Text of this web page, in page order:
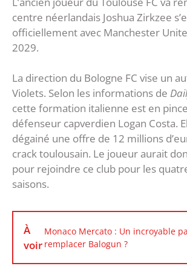
centre néerlandais Joshua Zirkzee
officiellement avec Manchester
2029.
La direction du Bologne FC vise un
Violets. Selon les informations de
cette formation italienne est en
défenseur capverdien Logan Costa.
dégainé une offre de 12 millions
crack toulousain. Le joueur aurait
pour rejoindre ce club pour les
saisons.
À
voir
Monaco Mercato : Un incroyable
remplacer Balogun ?